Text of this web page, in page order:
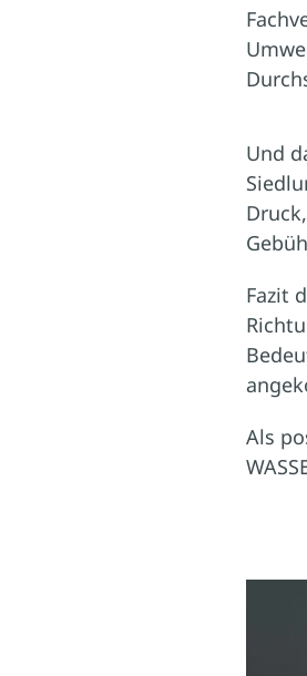
Und
Fazit
Als